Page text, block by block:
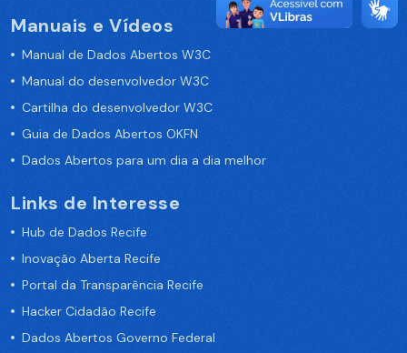
Manuais e Vídeos
Manual de Dados Abertos W3C
Manual do desenvolvedor W3C
Cartilha do desenvolvedor W3C
Guia de Dados Abertos OKFN
Dados Abertos para um dia a dia melhor
Links de Interesse
Hub de Dados Recife
Inovação Aberta Recife
Portal da Transparência Recife
Hacker Cidadão Recife
Dados Abertos Governo Federal